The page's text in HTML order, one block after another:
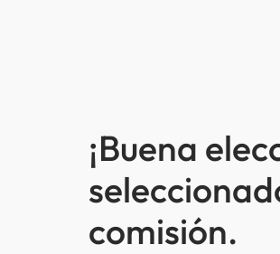
¡Buena
comisión.